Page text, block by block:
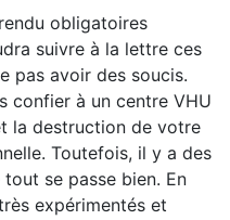
obligatoires
suivre à la lettre ces
pas avoir des soucis.
confier à un centre VHU
la destruction de votre
Toutefois, il y a des
se passe bien. En
expérimentés et